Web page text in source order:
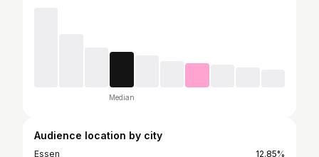
Median
Audience location by city
Essen
12.85%